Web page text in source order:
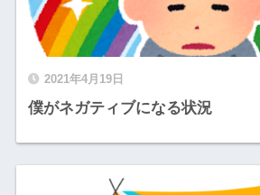
2021年4月19日
僕がネガティブになる状況